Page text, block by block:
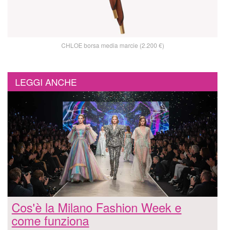
CHLOE borsa media marcie (2.200 €)
LEGGI ANCHE
Cos'è la Milano Fashion Week e
come funziona